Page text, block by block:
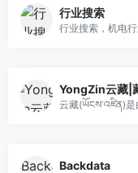
行业搜索
Backdata